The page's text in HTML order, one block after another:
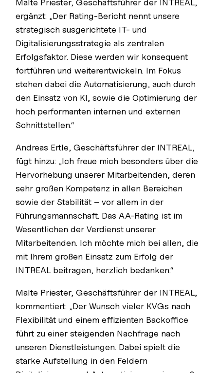
Malte Priester, Geschäftsführer der INTREAL,
ergänzt: „Der Rating-Bericht nennt unsere
strategisch ausgerichtete IT- und
Digitalisierungsstrategie als zentralen
Erfolgsfaktor. Diese werden wir konsequent
fortführen und weiterentwickeln. Im Fokus
stehen dabei die Automatisierung, auch durch
den Einsatz von KI, sowie die Optimierung der
hoch performanten internen und externen
Schnittstellen.“
Andreas Ertle, Geschäftsführer der INTREAL,
fügt hinzu: „Ich freue mich besonders über die
Hervorhebung unserer Mitarbeitenden, deren
sehr großen Kompetenz in allen Bereichen
sowie der Stabilität – vor allem in der
Führungsmannschaft. Das AA-Rating ist im
Wesentlichen der Verdienst unserer
Mitarbeitenden. Ich möchte mich bei allen, die
mit Ihrem großen Einsatz zum Erfolg der
INTREAL beitragen, herzlich bedanken.“
Malte Priester, Geschäftsführer der INTREAL,
kommentiert: „Der Wunsch vieler KVGs nach
Flexibilität und einem effizienten Backoffice
führt zu einer steigenden Nachfrage nach
unseren Dienstleistungen. Dabei spielt die
starke Aufstellung in den Feldern